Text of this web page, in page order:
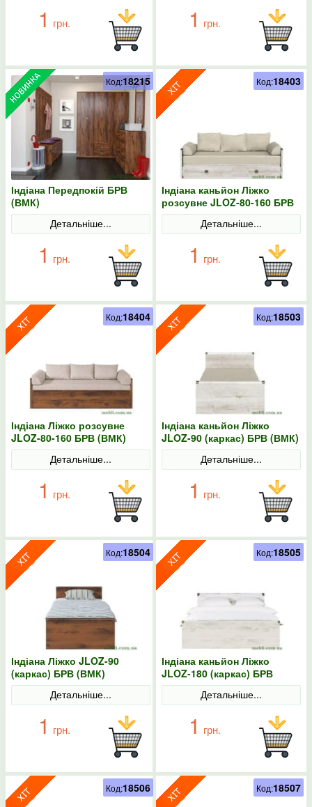
1 грн. 1 грн.
Індіана Передпокій БРВ
(ВМК)
Детальніше...
1 грн.
Код:18215
Індіана каньйон Ліжко
розсувне JLOZ-80-160 БРВ
(ВМК)
Детальніше...
1 грн.
Код:18403
Індіана Ліжко розсувне
JLOZ-80-160 БРВ (ВМК)
Детальніше...
1 грн.
Код:18404
Індіана каньйон Ліжко
JLOZ-90 (каркас) БРВ (ВМК)
Детальніше...
1 грн.
Код:18503
Індіана Ліжко JLOZ-90
(каркас) БРВ (ВМК)
Детальніше...
1 грн.
Код:18504
Індіана каньйон Ліжко
JLOZ-180 (каркас) БРВ
(ВМК)
Детальніше...
1 грн.
Код:18505
Код:18506 Код:18507